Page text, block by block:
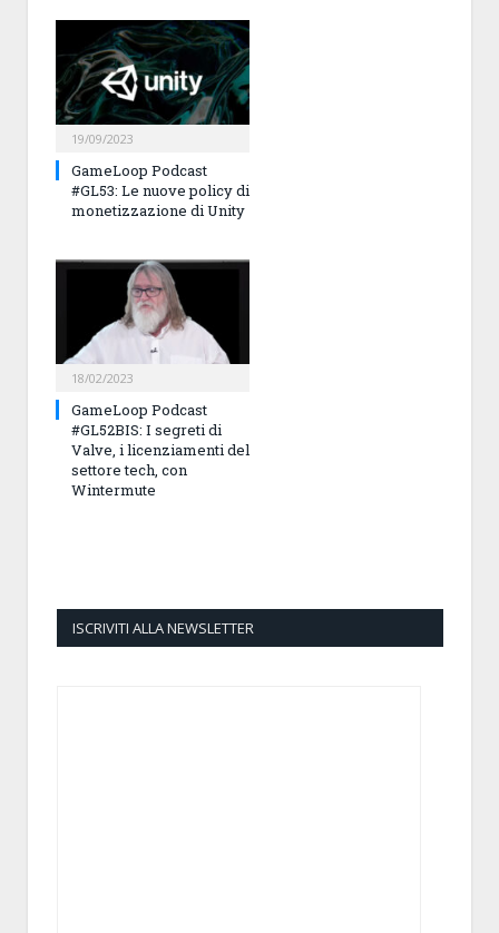
19/09/2023
GameLoop Podcast
#GL53: Le nuove policy di
monetizzazione di Unity
18/02/2023
GameLoop Podcast
#GL52BIS: I segreti di
Valve, i licenziamenti del
settore tech, con
Wintermute
ISCRIVITI ALLA NEWSLETTER